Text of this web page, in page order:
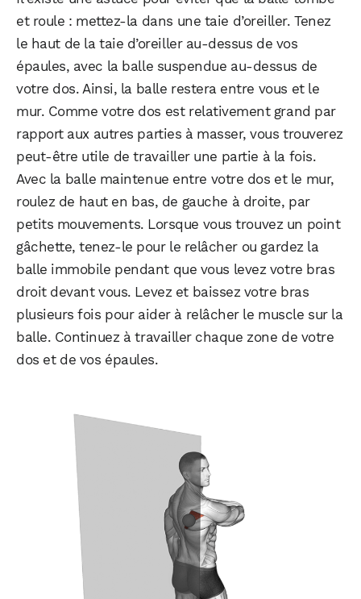
et roule : mettez-la dans une taie d’oreiller. Tenez
le haut de la taie d’oreiller au-dessus de vos
épaules, avec la balle suspendue au-dessus de
votre dos. Ainsi, la balle restera entre vous et le
mur. Comme votre dos est relativement grand par
rapport aux autres parties à masser, vous trouverez
peut-être utile de travailler une partie à la fois.
Avec la balle maintenue entre votre dos et le mur,
roulez de haut en bas, de gauche à droite, par
petits mouvements. Lorsque vous trouvez un point
gâchette, tenez-le pour le relâcher ou gardez la
balle immobile pendant que vous levez votre bras
droit devant vous. Levez et baissez votre bras
plusieurs fois pour aider à relâcher le muscle sur la
balle. Continuez à travailler chaque zone de votre
dos et de vos épaules.